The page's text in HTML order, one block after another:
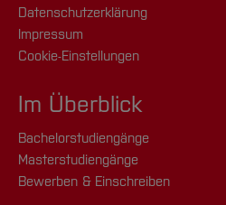
Datenschutzerklärung
Impressum
Cookie-Einstellungen
Im Überblick
Bachelorstudiengänge
Masterstudiengänge
Bewerben & Einschreiben